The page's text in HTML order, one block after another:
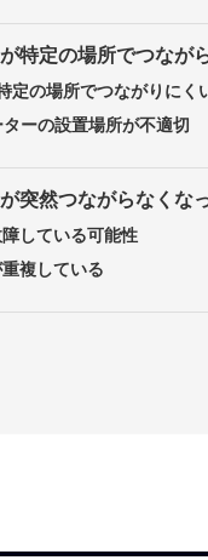
特定の場所でつなが
定の場所でつながりにく
ーの設置場所が不適切
突然つながらなくな
している可能性
複している